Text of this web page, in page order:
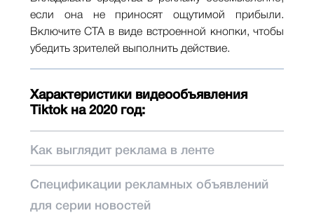
если она не приносят ощутимой прибыли.
Включите CTA в виде встроенной кнопки, чтобы
убедить зрителей выполнить действие.
Характеристики видеообъявления
Tiktok на 2020 год:
Как выглядит реклама в ленте
Спецификации рекламных объявлений
для серии новостей